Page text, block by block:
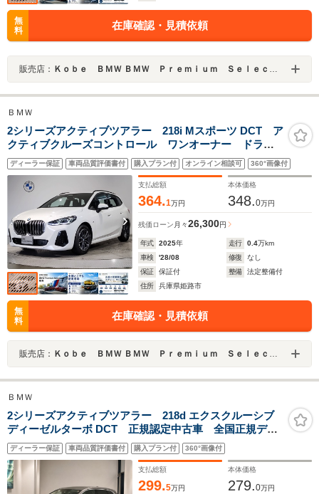
無
料
在庫確認・見積依頼
販売店： Ｋｏｂｅ ＢＭＷ ＢＭＷ Ｐｒｅｍｉｕｍ Ｓｅｌｅｃｔｉｏｎ 加古川
ＢＭＷ
2シリーズアクティブツアラー 218i Mスポーツ DCT ア
クティブクルーズコントロール ワンオーナー ドライ
ビングアシストプラス アルカンターラヴェガンザコン
ビシート 電動トランク アンビエントライト パーキ
ングアシスト ミラー内蔵ETC 禁煙車
ディーラー保証 車両品質評価書付 購入プラン付 オンライン相談可 360°画像付
支払総額
364.1万円
本体価格
348.0万円
残価ローン 月々26,300円
年式 2025年 走行 0.4万km
車検
'28/08 修復
なし
保証
保証付 整備
法定整備付
住所
兵庫県姫路市
無
料
在庫確認・見積依頼
販売店： Ｋｏｂｅ ＢＭＷ ＢＭＷ Ｐｒｅｍｉｕｍ Ｓｅｌｅｃｔｉｏｎ 姫路
ＢＭＷ
2シリーズアクティブツアラー 218d エクスクルーシブ
ディーゼルターボ DCT 正規認定中古車 全国正規ディ
ーラー保証付/2年・走行距離無制限 ヘッドアップディス
プレイ アクティブクルーズコントロール 本革シー
ト 純正ドライブレコーダー シートヒーター トップ
ビューカメラ
ディーラー保証 車両品質評価書付 購入プラン付 360°画像付
支払総額
299.5万円
本体価格
279.0万円